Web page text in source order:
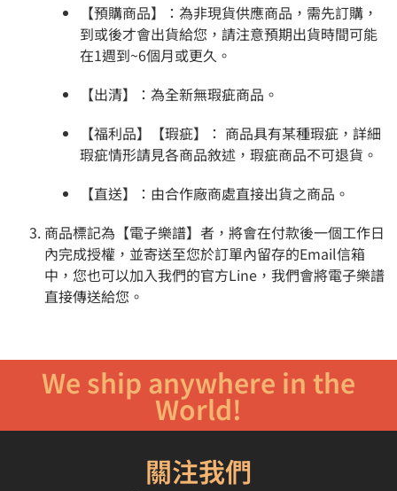
【預購商品】：為非現貨供應商品，需先訂購，
到或後才會出貨給您，請注意預期出貨時間可能
在1週到~6個月或更久。
【出清】：為全新無瑕疵商品。
【福利品】【瑕疵】： 商品具有某種瑕疵，詳細
瑕疵情形請見各商品敘述，瑕疵商品不可退貨。
【直送】：由合作廠商處直接出貨之商品。
商品標記為【電子樂譜】者，將會在付款後一個工作日
內完成授權，並寄送至您於訂單內留存的Email信箱
中，您也可以加入我們的官方Line，我們會將電子樂譜
直接傳送給您。
We ship anywhere in the
World!
關注我們